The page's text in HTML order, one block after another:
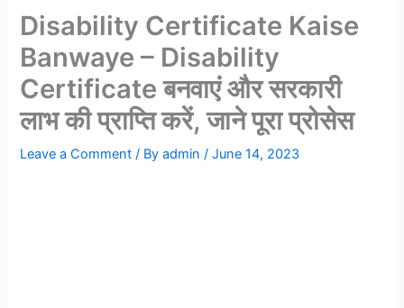
Disability Certificate Kaise
Banwaye – Disability
Certificate बनवाएं और सरकारी
लाभ की प्राप्ति करें, जाने पूरा प्रोसेस
Leave a Comment / Byadmin/June 14, 2023